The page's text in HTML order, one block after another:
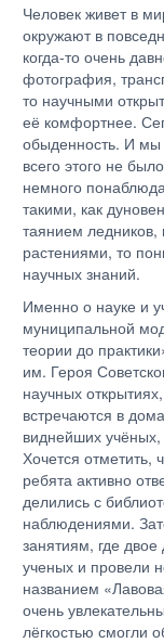
Человек живет в
окружают в
когда-то очень
фотография,
то научными
её комфортнее.
обыденность. И мы
всего этого не
немного
такими, как
таянием
растениями, то
научных знаний.
Именно о науке и
муниципальной
теории до
им. Героя
научных
встречаются в
виднейших
Хочется отметить,
ребята активно
делились с
наблюдениями.
занятиям, где
ученых и провели
названием
очень
лёгкостью смогли